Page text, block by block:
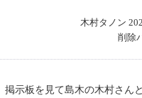
木村タノン
削除
掲示板を見て島木の木村さん